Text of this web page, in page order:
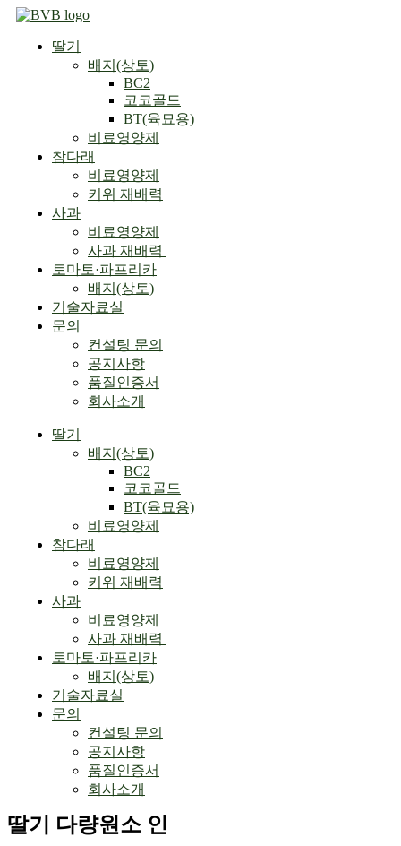
Skip
content
딸기
배지(상토)
BC2
코코골드
BT(육묘용)
비료영양제
참다래
비료영양제
키위 재배력
사과
비료영양제
사과 재배력 ​
토마토·파프리카
배지(상토)
기술자료실
문의
컨설팅 문의
공지사항
품질인증서
회사소개
Menu
딸기
배지(상토)
BC2
코코골드
BT(육묘용)
비료영양제
참다래
비료영양제
키위 재배력
사과
비료영양제
사과 재배력 ​
토마토·파프리카
배지(상토)
기술자료실
문의
컨설팅 문의
공지사항
품질인증서
회사소개
딸기 다량원소 인